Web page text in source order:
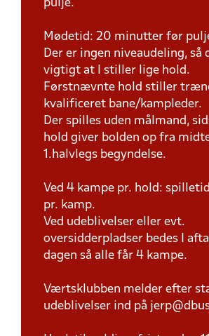
pulje.
Mødetid: 20 minutter før
Der er ingen niveaudeling, så
vigtigt at I stiller lige hold.
Førstnævnte hold stiller
kvalificeret bane/kampleder.
Der spilles uden målmand,
hold giver bolden op fra
1.halvlegs begyndelse.
Ved 4 kampe pr. hold:
pr. kamp.
Ved udeblivelser eller evt.
oversidderpladser bedes I
dagen så alle får 4 kampe.
Værtsklubben melder efter
udeblivelser ind på